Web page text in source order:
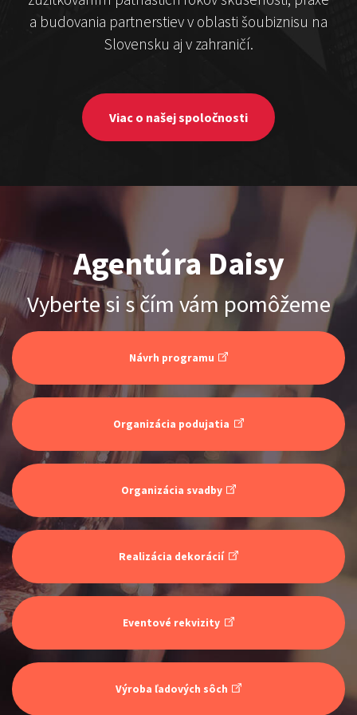
Čekovský vs. Hudák
Show program
Stand-up & Juraj „ŠOKO”
Tabaček
Show program StandupShow
Juraj Šoko Tabaček
ŠOKO & LUKY
Juraj Šoko Tabaček
Lukáš Adamec
INKOGNITO
a budovania partnerstiev v oblasti šoubiznisu na
Slovensku aj v zahraničí.
Viac o našej spoločnosti
Agentúra Daisy
Vyberte si s čím vám pomôžeme
Návrh programu
Organizácia podujatia
Organizácia svadby
Realizácia dekorácií
Eventové rekvizity
Výroba ľadových sôch